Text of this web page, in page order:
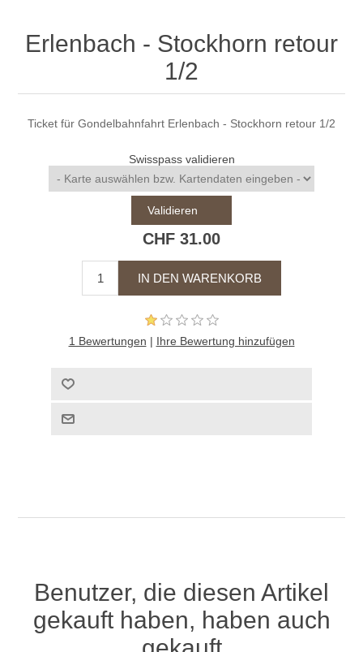
Erlenbach - Stockhorn retour
1/2
Ticket für Gondelbahnfahrt Erlenbach - Stockhorn retour 1/2
Swisspass validieren
Validieren
CHF 31.00
1 Bewertungen | Ihre Bewertung hinzufügen
Benutzer, die diesen Artikel
gekauft haben, haben auch